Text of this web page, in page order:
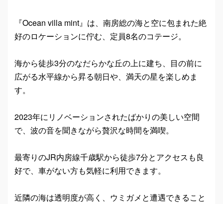
『Ocean villa mint』は、南房総の海と空に包まれた絶
好のロケーションに佇む、定員8名のコテージ。
海から徒歩3分のなだらかな丘の上に建ち、目の前に
広がる水平線から昇る朝日や、満天の星を楽しめま
す。
2023年にリノベーションされたばかりの美しい空間
で、波の音を聞きながら贅沢な時間を満喫。
最寄りのJR内房線千歳駅から徒歩7分とアクセスも良
好で、車がない方も気軽に利用できます。
近隣の海は透明度が高く、ウミガメと遭遇できること